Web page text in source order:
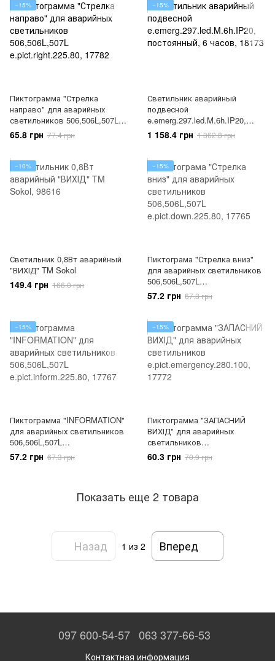
−15%
Пиктограмма "Стрелка
направо" для аварийных
светильников 506,506L,507L
e.pict.right.225.80, 17782
65.8 грн 77.4 грн
−15%
Светильник аварийный
подвесной
e.emerg.297.led.M.6h.IP20,
постоянный, 6 часов, 18173
1 158.4 грн 1 362.8 грн
−10%
Светильник 0,8Вт аварийный
"ВИХІД" TM Sokol
149.4 грн 166.0 грн
−15%
Пиктограма "Стрелка вниз"
для аварийных светильников
506,506L,507L
e.pict.down.225.80, 17765
57.2 грн 67.3 грн
−15%
Пиктограмма "INFORMATION"
для аварийных светильников
506,506L,507L
e.pict.inform.225.80, 17767
57.2 грн 67.3 грн
−15%
Пиктограмма "ЗАПАСНИЙ
ВИХІД" для аварийных
светильников
e.pict.emergency.280.100, 17772
60.3 грн 70.9 грн
Показать еще 2 товара
Назад 1 из 2 Вперед
097 600-54-57 063 377-66-53
Контактная информация